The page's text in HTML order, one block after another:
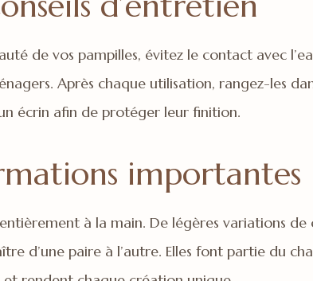
de vos pampilles, évitez le contact avec
Après chaque utilisation, rangez-les
écrin afin de protéger leur finition.
importantes
à la main. De légères variations
d’une paire à l’autre. Elles font partie du